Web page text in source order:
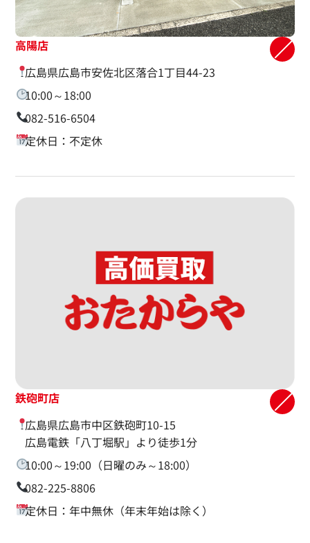
高陽店
広島県広島市安佐北区落合1丁目44-23
10:00～18:00
082-516-6504
定休日：不定休
鉄砲町店
広島県広島市中区鉄砲町10-15
広島電鉄「八丁堀駅」より徒歩1分
10:00～19:00（日曜のみ～18:00）
082-225-8806
定休日：年中無休（年末年始は除く）